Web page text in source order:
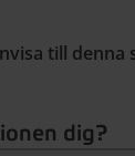
till denna
dig?